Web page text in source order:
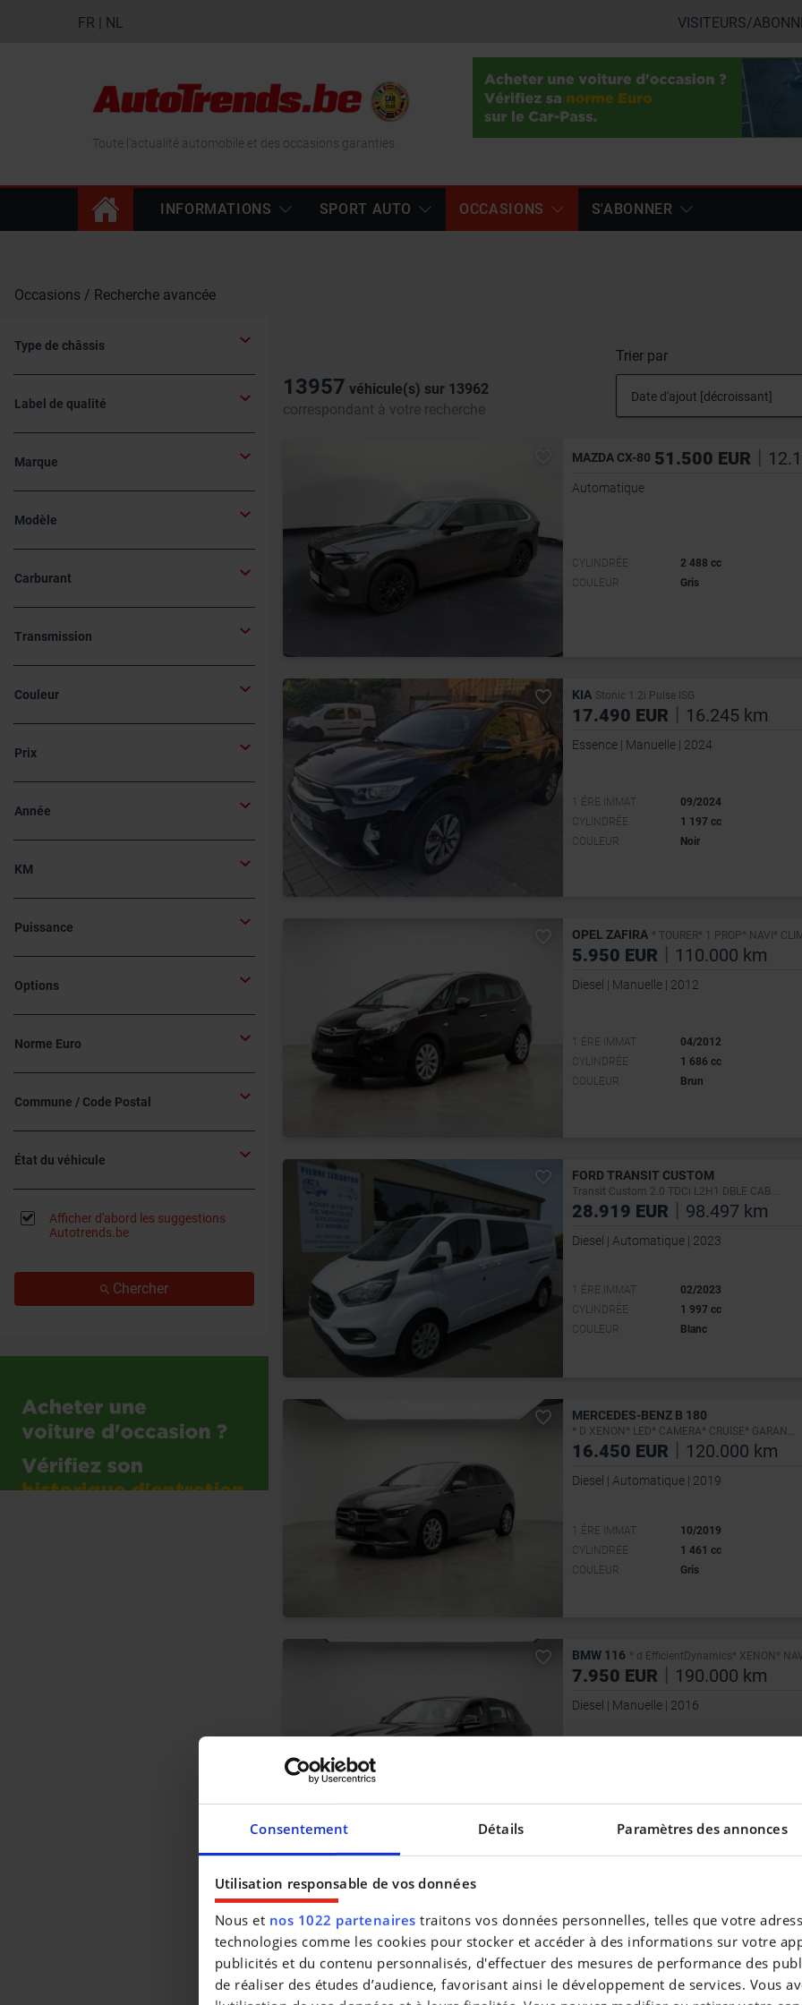
Consentement Détails Paramètres des annonces
Utilisation responsable de vos données
Nous et nos 1022 partenaires traitons vos données personnelles, telles que votre
technologies comme les cookies pour stocker et accéder à des informations sur votre
publicités et du contenu personnalisés, d'effectuer des mesures de performance des
de réaliser des études d’audience, favorisant ainsi le développement de services. Vous
FR | NL VISITEURS/
Toute l'actualité automobile et des occasions garanties
INFORMATIONS SPORT AUTO OCCASIONS S'ABONNER
Occasions Recherche avancée
Type de châssis
Label de qualité
Marque
Modèle
Carburant
Transmission
Couleur
Prix
Année
KM
Puissance
Options
Norme Euro
Commune / Code Postal
État du véhicule
Afficher d'abord les suggestions
Autotrends.be
Chercher
13957 véhicule(s) sur 13962
correspondant à votre recherche
Trier par
MAZDA CX-80 51.500 EUR |
Automatique
CYLINDRÉE
2 488 cc
COULEUR
Gris
KIA Stonic 1.2i Pulse ISG
17.490 EUR | 16.245 km
Essence | Manuelle | 2024
1 ÉRE IMMAT
09/2024
CYLINDRÉE
1 197 cc
COULEUR
Noir
OPEL ZAFIRA * TOURER* 1 PROP* NAVI*
5.950 EUR 110.000 km
Diesel | Manuelle | 2012
1 ÉRE IMMAT
04/2012
CYLINDRÉE
1 686 cc
COULEUR
Brun
FORD TRANSIT CUSTOM
Transit Custom 2.0 TDCi L2H1 DBLE CAB...
28.919 EUR | 98.497 km
Diesel | Automatique | 2023
1 ÉRE IMMAT
02/2023
CYLINDRÉE
1 997 cc
COULEUR
Blanc
MERCEDES-BENZ B 180
* D XENON* LED* CAMERA* CRUISE* GARAN...
16.450 EUR | 120.000 km
Diesel | Automatique | 2019
1 ÉRE IMMAT
10/2019
CYLINDRÉE
1 461 cc
COULEUR
Gris
BMW 116 * d EfficientDynamics* XENON*
7.950 EUR | 190.000 km
Diesel | Manuelle | 2016
COULEUR
Noir
11.800 EUR| 110.502 km
Essence | Manuelle